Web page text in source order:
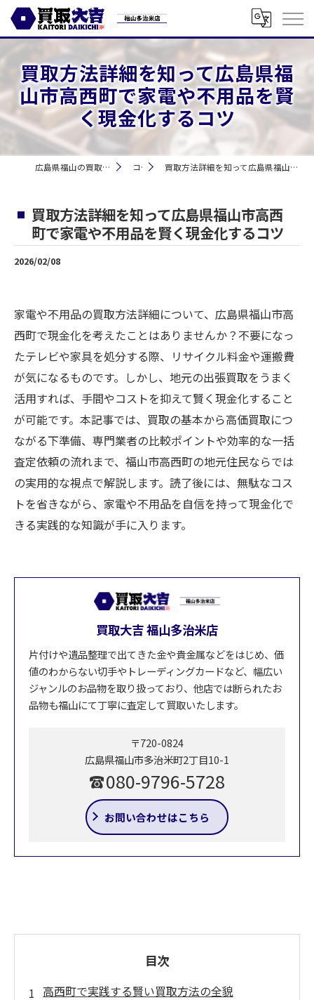
買取方法詳細を知って広島県福
山市高西町で家電や不用品を賢
く現金化するコツ
広島県福山の買取なら買取大吉 福山多治米店 コラム 買取方法詳細を知って広島県福山市高西町で家電や不用品を賢く現金化するコツ
買取方法詳細を知って広島県福山市高西
町で家電や不用品を賢く現金化するコツ
2026/02/08
家電や不用品の買取方法詳細について、広島県福山市高
西町で現金化を考えたことはありませんか？不要になっ
たテレビや家具を処分する際、リサイクル料金や運搬費
が気になるものです。しかし、地元の出張買取をうまく
活用すれば、手間やコストを抑えて賢く現金化すること
が可能です。本記事では、買取の基本から高価買取につ
ながる下準備、専門業者の比較ポイントや効率的な一括
査定依頼の流れまで、福山市高西町の地元住民ならでは
の実用的な視点で解説します。読了後には、無駄なコス
トを省きながら、家電や不用品を自信を持って現金化で
きる実践的な知識が手に入ります。
買取大吉 福山多治米店
片付けや遺品整理で出てきた金や貴金属などをはじめ、価
値のわからない切手やトレーディングカードなど、幅広い
ジャンルのお品物を取り扱っており、他店では断られたお
品物も福山にて丁寧に査定して買取いたします。
〒720-0824
広島県福山市多治米町2丁目10-1
080-9796-5728
お問い合わせはこちら
目次
高西町で実践する賢い買取方法の全貌